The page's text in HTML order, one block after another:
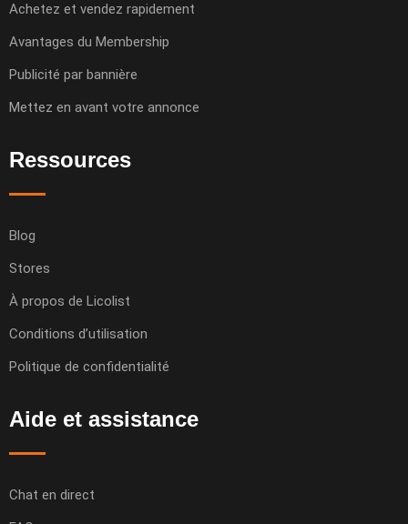
Achetez et vendez rapidement
Avantages du Membership
Publicité par bannière
Mettez en avant votre annonce
Ressources
Blog
Stores
À propos de Licolist
Conditions d’utilisation
Politique de confidentialité
Aide et assistance
Chat en direct